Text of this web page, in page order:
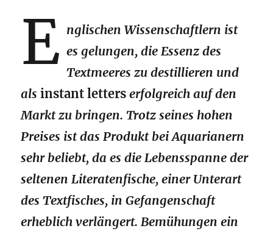
E nglischen Wissenschaftlern ist
es gelungen, die Essenz des
Textmeeres zu destillieren und
alsinstant letters erfolgreich auf den
Markt zu bringen. Trotz seines hohen
Preises ist das Produkt bei Aquarianern
sehr beliebt, da es die Lebensspanne der
seltenen Literatenfische, einer Unterart
des Textfisches, in Gefangenschaft
erheblich verlängert. Bemühungen ein